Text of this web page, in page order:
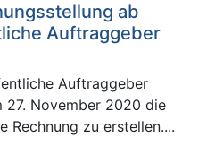
ab
Auftraggeber
Auftraggeber
27. November 2020 die
Rechnung zu erstellen....